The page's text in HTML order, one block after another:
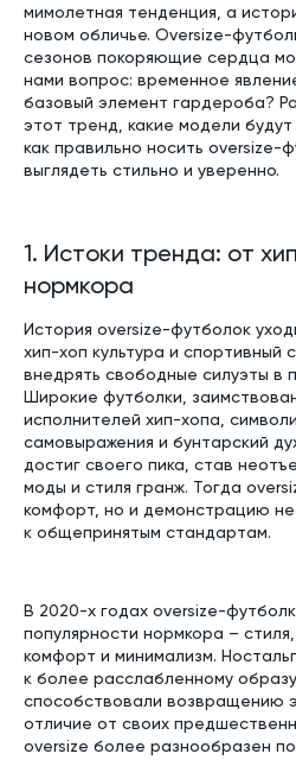
мимолетная тенденция, а
новом обличье. Oversize-
сезонов покоряющие сердца
нами вопрос: временное
базовый элемент гардероба?
этот тренд, какие модели будут
как правильно носить oversize-
выглядеть стильно и уверенно.
1. Истоки тренда: от
нормкора
История oversize-футболок
хип-хоп культура и спортивный
внедрять свободные силуэты в
Широкие футболки,
исполнителей хип-хопа,
самовыражения и бунтарский
достиг своего пика, став
моды и стиля гранж. Тогда
комфорт, но и демонстрацию
к общепринятым стандартам.
В 2020-х годах oversize-
популярности нормкора –
комфорт и минимализм.
к более расслабленному
способствовали возвращению
отличие от своих
oversize более разнообразен